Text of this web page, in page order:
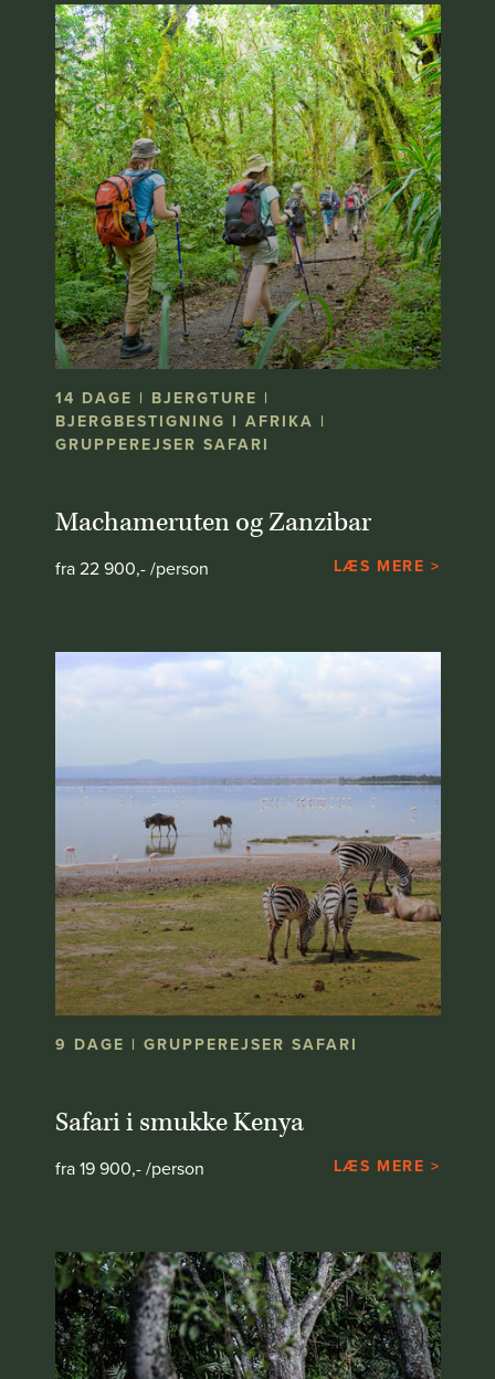
14 DAGE | BJERGTURE |
BJERGBESTIGNING I AFRIKA |
GRUPPEREJSER SAFARI
Machameruten og Zanzibar
fra 22 900,- /person LÆS MERE >
9 DAGE | GRUPPEREJSER SAFARI
Safari i smukke Kenya
fra 19 900,- /person LÆS MERE >